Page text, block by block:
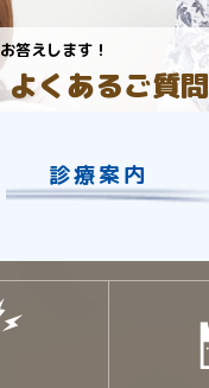
答えします！
よくあるご質問
診療案内